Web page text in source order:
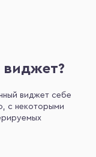
виджет себе
с некоторыми